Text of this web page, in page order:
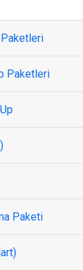
Paketleri
Paketleri
Paketi